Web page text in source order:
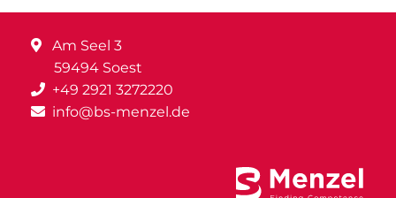
Am Seel 3
59494 Soest
+49 2921 3272220
info@bs-menzel.de